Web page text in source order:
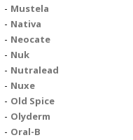
Mustela
Nativa
Neocate
Nuk
Nutralead
Nuxe
Old Spice
Olyderm
Oral-B